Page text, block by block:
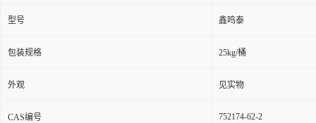
型号 鑫鸣泰
包装规格 25kg/桶
外观 见实物
CAS编号 752174-62-2